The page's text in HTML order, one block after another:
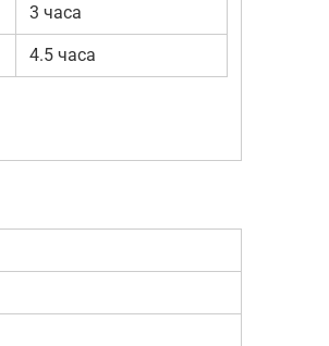
3 часа
4.5 часа